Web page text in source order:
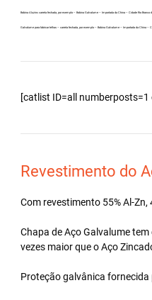
Bobina Aluzinc carreta fechada, por exemplo – Bobina Galvalume – Importada da China – Cidade Rio Branco
Galvalume para fabricar telhas – carreta fechada, por exemplo – Bobina Galvalume – Importada da China –
[catlist ID=all numberposts=1
Revestimento do
Com revestimento 55% Al-Zn,
Chapa de Aço Galvalume
vezes maior que o Aço
Proteção galvânica